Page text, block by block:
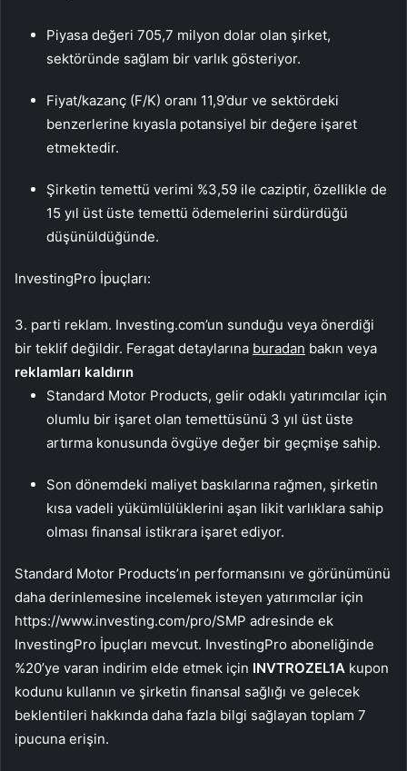
Piyasa değeri 705,7 milyon dolar olan şirket,
sektöründe sağlam bir varlık gösteriyor.
Fiyat/kazanç (F/K) oranı 11,9’dur ve sektördeki
benzerlerine kıyasla potansiyel bir değere işaret
etmektedir.
Şirketin temettü verimi %3,59 ile caziptir, özellikle de
15 yıl üst üste temettü ödemelerini sürdürdüğü
düşünüldüğünde.
InvestingPro İpuçları:
3. parti reklam. Investing.com’un sunduğu veya önerdiği
bir teklif değildir. Feragat detaylarına buradan bakın veya
reklamları kaldırın
Standard Motor Products, gelir odaklı yatırımcılar için
olumlu bir işaret olan temettüsünü 3 yıl üst üste
artırma konusunda övgüye değer bir geçmişe sahip.
Son dönemdeki maliyet baskılarına rağmen, şirketin
kısa vadeli yükümlülüklerini aşan likit varlıklara sahip
olması finansal istikrara işaret ediyor.
Standard Motor Products’ın performansını ve görünümünü
daha derinlemesine incelemek isteyen yatırımcılar için
https://www.investing.com/pro/SMP adresinde ek
InvestingPro İpuçları mevcut. InvestingPro aboneliğinde
%20’ye varan indirim elde etmek için INVTROZEL1A kupon
kodunu kullanın ve şirketin finansal sağlığı ve gelecek
beklentileri hakkında daha fazla bilgi sağlayan toplam 7
ipucuna erişin.